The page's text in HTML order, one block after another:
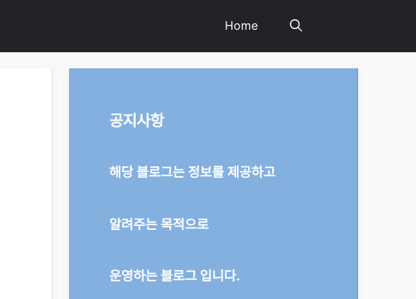
Home
공지사항
해당 블로그는 정보를 제공하고
알려주는 목적으로
운영하는 블로그 입니다.